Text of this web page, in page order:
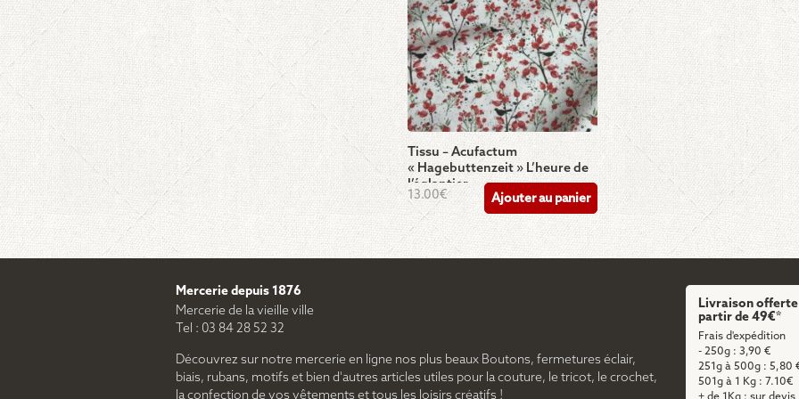
Tissu – Acufactum
« Hagebuttenzeit » L’heure de
l’églantier
13.00€ Ajouter au panier
Mercerie depuis 1876
Mercerie de la vieille ville
Tel : 03 84 28 52 32
Découvrez sur notre mercerie en ligne nos plus beaux Boutons, fermetures éclair,
biais, rubans, motifs et bien d'autres articles utiles pour la couture, le tricot, le crochet,
Livraison offerte
partir de 49€*
Frais d'expédition
- 250g : 3,90 €
251g à 500g : 5,80
501g à 1 Kg : 7.10€